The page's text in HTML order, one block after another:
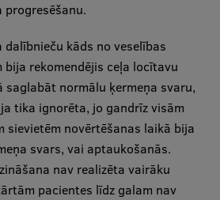
kāds no veselības
rekomendējis ceļa locītavu
normālu ķermeņa svaru,
tika ignorēta, jo gandrīz visām
sievietēm novērtēšanas laikā bija
svars, vai aptaukošanās.
nav realizēta vairāku
pacientes līdz galam nav